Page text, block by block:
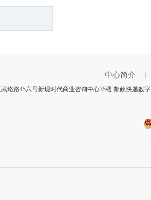
中心简介
珞路45六号新现时代商业咨询中心35楼 邮政快递数